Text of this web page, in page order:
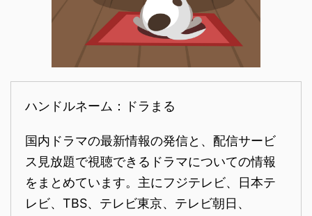
ハンドルネーム：ドラまる
国内ドラマの最新情報の発信と、配信サービ
ス見放題で視聴できるドラマについての情報
をまとめています。主にフジテレビ、日本テ
レビ、TBS、テレビ東京、テレビ朝日、